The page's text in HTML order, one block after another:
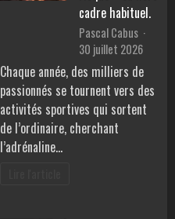
cadre habituel.
Pascal Cabus
30 juillet 2026
Chaque année, des milliers de
passionnés se tournent vers des
activités sportives qui sortent
de l’ordinaire, cherchant
l’adrénaline…